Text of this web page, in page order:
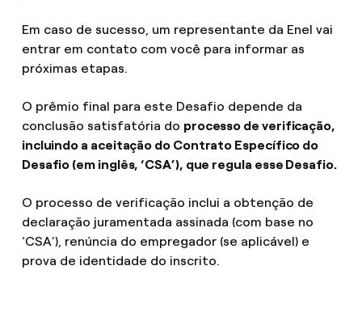
Em caso de sucesso, um representante da Enel vai
entrar em contato com você para informar as
próximas etapas.
O prêmio final para este Desafio depende da
conclusão satisfatória do processo de verificação,
incluindo a aceitação do Contrato Específico do
Desafio (em inglês, ‘CSA’), que regula esse Desafio.
O processo de verificação inclui a obtenção de
declaração juramentada assinada (com base no
‘CSA’), renúncia do empregador (se aplicável) e
prova de identidade do inscrito.